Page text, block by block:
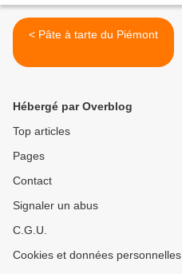
< Pâte à tarte du Piémont
Hébergé par Overblog
Top articles
Pages
Contact
Signaler un abus
C.G.U.
Cookies et données personnelles